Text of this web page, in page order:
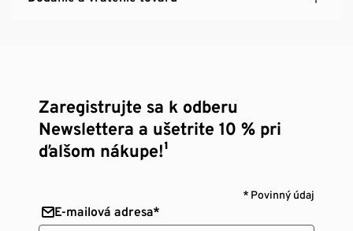
Zaregistrujte sa k odberu
Newslettera a ušetrite 10 % pri
ďalšom nákupe!¹
* Povinný údaj
E-mailová adresa*